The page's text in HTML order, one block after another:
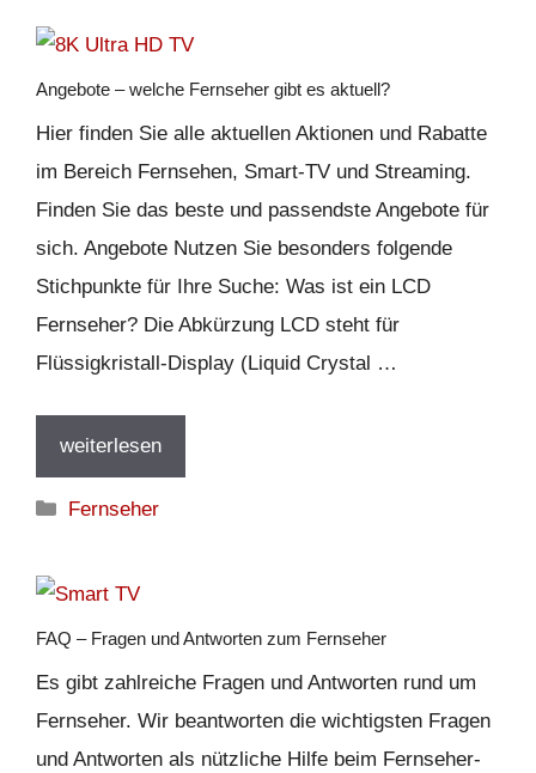
Angebote – welche Fernseher gibt es aktuell?
Hier finden Sie alle aktuellen Aktionen und Rabatte
im Bereich Fernsehen, Smart-TV und Streaming.
Finden Sie das beste und passendste Angebote für
sich. Angebote Nutzen Sie besonders folgende
Stichpunkte für Ihre Suche: Was ist ein LCD
Fernseher? Die Abkürzung LCD steht für
Flüssigkristall-Display (Liquid Crystal …
weiterlesen
Kategorien
Fernseher
FAQ – Fragen und Antworten zum Fernseher
Es gibt zahlreiche Fragen und Antworten rund um
Fernseher. Wir beantworten die wichtigsten Fragen
und Antworten als nützliche Hilfe beim Fernseher-